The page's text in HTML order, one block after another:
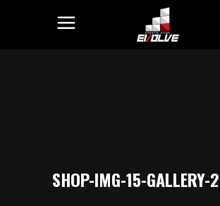
SHOP-IMG-15-GALLERY-2